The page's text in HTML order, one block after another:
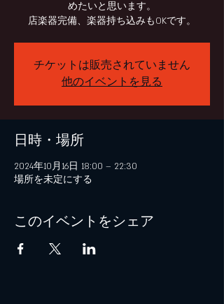
めたいと思います。
チケットは販売されていません
他のイベントを見る
日時・場所
2024年10月16日 18:00 – 22:30
場所を未定にする
このイベントをシェア